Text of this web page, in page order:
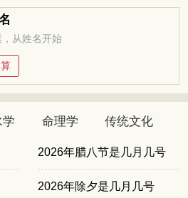
从姓名开始
学 命理学 传统文化
2026年腊八节是几月几号
2026年除夕是几月几号